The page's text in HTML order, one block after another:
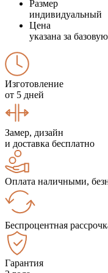
Размер
индивидуальный
Цена
указана за
Изготовление
от 5 дней
Замер, дизайн
и доставка бесплатно
Оплата наличными,
Беспроцентная
Гарантия